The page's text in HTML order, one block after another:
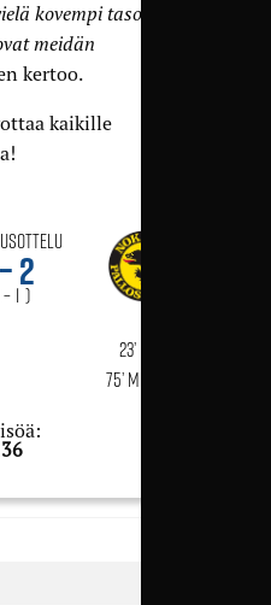
kovempi taso ja
meidän
kertoo.
kaikille
2
1 )
23’ Kasper Sola
75’ Miro Lahtinen